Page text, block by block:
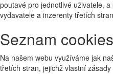
poutavé pro jednotlivé uživatele,
vydavatele a inzerenty třetích
Seznam cookies
Na našem webu využíváme jak
třetích stran, jejichž vlastní